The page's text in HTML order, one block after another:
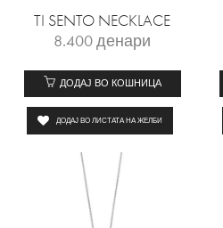
TI SENTO NECKLACE
8.400денари
ДОДАЈ ВО КОШНИЦА
ДОДАЈ ВО ЛИСТАТА НА ЖЕЛБИ